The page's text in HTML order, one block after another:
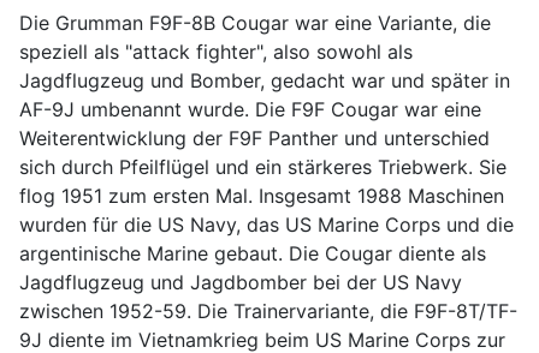
Die Grumman F9F-8B Cougar war eine Variante, die
speziell als "attack fighter", also sowohl als
Jagdflugzeug und Bomber, gedacht war und später in
AF-9J umbenannt wurde. Die F9F Cougar war eine
Weiterentwicklung der F9F Panther und unterschied
sich durch Pfeilflügel und ein stärkeres Triebwerk. Sie
flog 1951 zum ersten Mal. Insgesamt 1988 Maschinen
wurden für die US Navy, das US Marine Corps und die
argentinische Marine gebaut. Die Cougar diente als
Jagdflugzeug und Jagdbomber bei der US Navy
zwischen 1952-59. Die Trainervariante, die F9F-8T/TF-
9J diente im Vietnamkrieg beim US Marine Corps zur